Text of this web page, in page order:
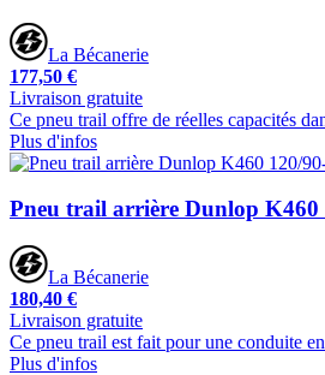
La Bécanerie
177,50 €
Livraison gratuite
Ce pneu trail offre de réelles capacités
Plus d'infos
Pneu trail arrière Dunlop K460
La Bécanerie
180,40 €
Livraison gratuite
Ce pneu trail est fait pour une conduite
Plus d'infos